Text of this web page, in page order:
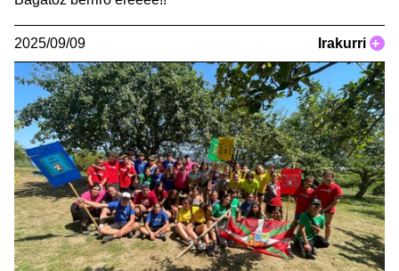
2025/09/09 Irakurri +